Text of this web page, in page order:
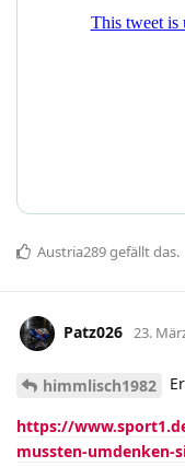
Austria289gefällt das.
Patz026 23.
himmlisch1982
https://
mussten-umdenken-